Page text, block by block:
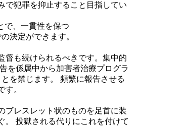
で犯罪を抑止すること目指してい
で、一貫性を保つ
決定ができます。
も続けられるべきです。集中的
を係属中から加害者治療プログラ
を禁じます。 頻繁に報告させる
。
レスレット状のものを足首に装
。 投獄される代りにこれを付けて